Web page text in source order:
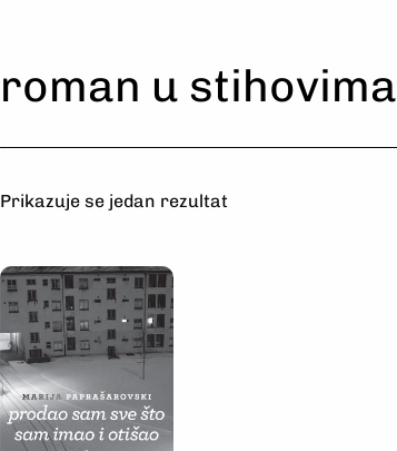
Odaberite
roman u stihovima
Prikazuje se jedan rezultat